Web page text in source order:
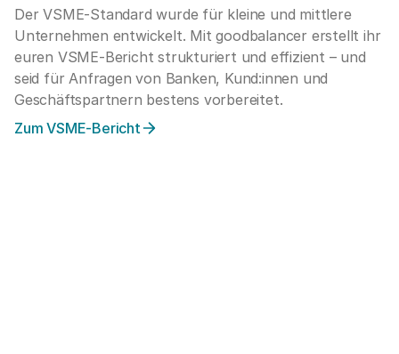
Der VSME-Standard wurde für kleine und mittlere
Unternehmen entwickelt. Mit goodbalancer erstellt ihr
euren VSME-Bericht strukturiert und effizient – und
seid für Anfragen von Banken, Kund:innen und
Geschäftspartnern bestens vorbereitet.
Zum VSME-Bericht